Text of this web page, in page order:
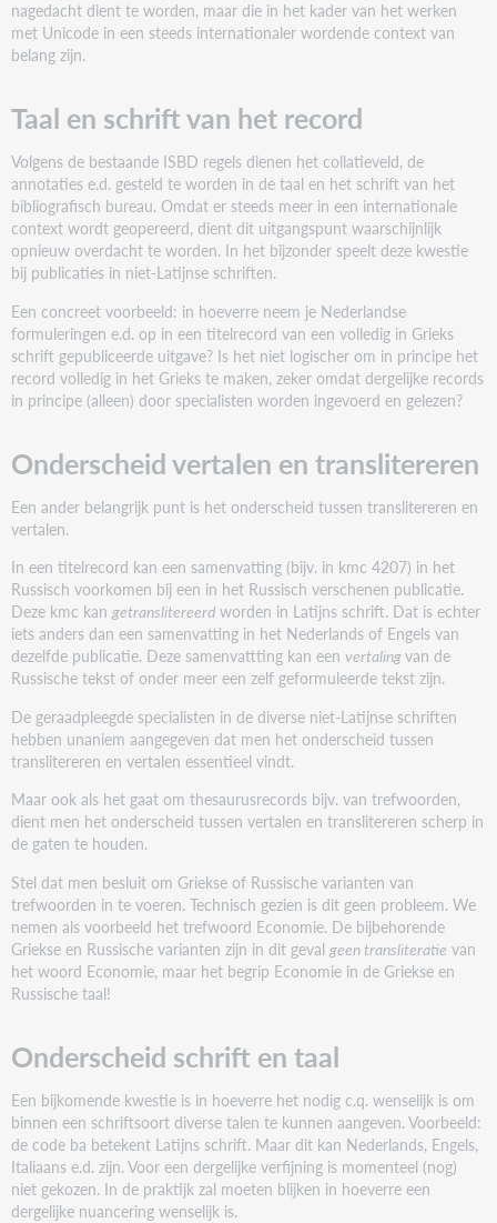
Onderscheid
vertalen
en
schrift
taal
nagedacht dient te worden, maar die in het kader van het werken
met Unicode in een steeds internationaler wordende context van
belang zijn.
Taal en schrift van het record
Volgens de bestaande ISBD regels dienen het collatieveld, de
annotaties e.d. gesteld te worden in de taal en het schrift van het
bibliografisch bureau. Omdat er steeds meer in een internationale
context wordt geopereerd, dient dit uitgangspunt waarschijnlijk
opnieuw overdacht te worden. In het bijzonder speelt deze kwestie
bij publicaties in niet-Latijnse schriften.
Een concreet voorbeeld: in hoeverre neem je Nederlandse
formuleringen e.d. op in een titelrecord van een volledig in Grieks
schrift gepubliceerde uitgave? Is het niet logischer om in principe het
record volledig in het Grieks te maken, zeker omdat dergelijke records
in principe (alleen) door specialisten worden ingevoerd en gelezen?
Onderscheid vertalen en translitereren
Een ander belangrijk punt is het onderscheid tussen translitereren en
vertalen.
In een titelrecord kan een samenvatting (bijv. in kmc 4207) in het
Russisch voorkomen bij een in het Russisch verschenen publicatie.
Deze kmc kangetranslitereerd worden in Latijns schrift. Dat is echter
iets anders dan een samenvatting in het Nederlands of Engels van
dezelfde publicatie. Deze samenvattting kan eenvertalingvan de
Russische tekst of onder meer een zelf geformuleerde tekst zijn.
De geraadpleegde specialisten in de diverse niet-Latijnse schriften
hebben unaniem aangegeven dat men het onderscheid tussen
translitereren en vertalen essentieel vindt.
Maar ook als het gaat om thesaurusrecords bijv. van trefwoorden,
dient men het onderscheid tussen vertalen en translitereren scherp in
de gaten te houden.
Stel dat men besluit om Griekse of Russische varianten van
trefwoorden in te voeren. Technisch gezien is dit geen probleem. We
nemen als voorbeeld het trefwoord Economie. De bijbehorende
Griekse en Russische varianten zijn in dit gevalgeen transliteratie van
het woord Economie, maar het begrip Economie in de Griekse en
Russische taal!
Onderscheid schrift en taal
Een bijkomende kwestie is in hoeverre het nodig c.q. wenselijk is om
binnen een schriftsoort diverse talen te kunnen aangeven. Voorbeeld:
de code ba betekent Latijns schrift. Maar dit kan Nederlands, Engels,
Italiaans e.d. zijn. Voor een dergelijke verfijning is momenteel (nog)
niet gekozen. In de praktijk zal moeten blijken in hoeverre een
dergelijke nuancering wenselijk is.